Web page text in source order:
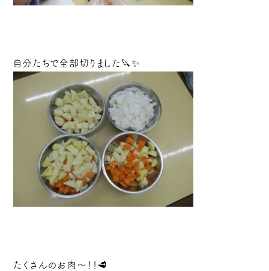
自分たちで全部切りました🔪✨
たくさんのお肉～！！🥩